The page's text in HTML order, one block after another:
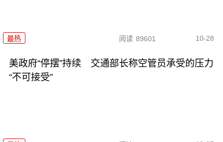
最热 阅读 89601 10-28
美政府“停摆”持续 交通部长称空管员承受的压力
“不可接受”